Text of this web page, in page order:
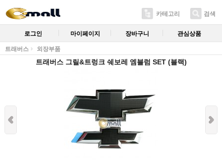
카테고리 검색
로그인 마이페이지 장바구니 관심상품
트래버스 외장부품
트래버스 그릴&트렁크 쉐보레 엠블럼 SET (블랙)